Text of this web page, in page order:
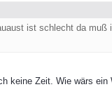
ist schlecht da muß
keine Zeit. Wie wärs